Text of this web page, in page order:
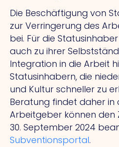
Die Beschäftigung von
zur Verringerung des
bei. Für die
auch zu ihrer
Integration in die Arbeit
Statusinhabern, die
und Kultur schneller zu
Beratung findet daher in
Arbeitgeber können den
30. September 2024
Subventionsportal.